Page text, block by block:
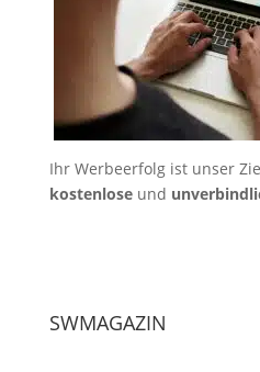
Ihr Werbeerfolg ist unser
kostenloseund
SWMAGAZIN